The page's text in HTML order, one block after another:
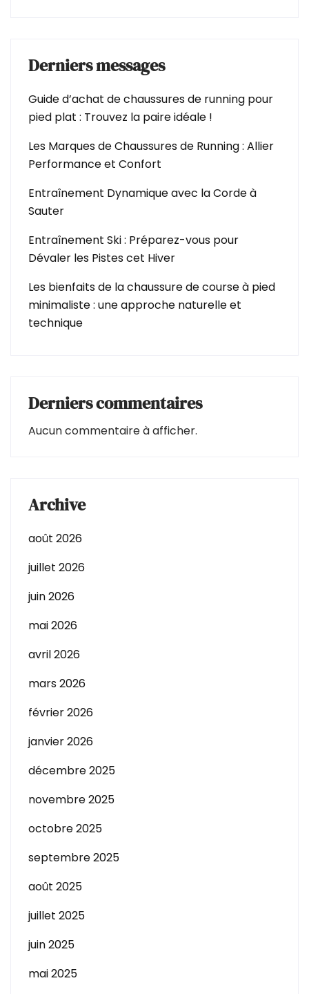
Derniers messages
Guide d’achat de chaussures de running pour
pied plat : Trouvez la paire idéale !
Les Marques de Chaussures de Running : Allier
Performance et Confort
Entraînement Dynamique avec la Corde à
Sauter
Entraînement Ski : Préparez-vous pour
Dévaler les Pistes cet Hiver
Les bienfaits de la chaussure de course à pied
minimaliste : une approche naturelle et
technique
Derniers commentaires
Aucun commentaire à afficher.
Archive
août 2026
juillet 2026
juin 2026
mai 2026
avril 2026
mars 2026
février 2026
janvier 2026
décembre 2025
novembre 2025
octobre 2025
septembre 2025
août 2025
juillet 2025
juin 2025
mai 2025